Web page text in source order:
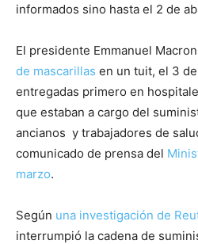
informados sino hasta el 2 de
El presidente Emmanuel Macron
de mascarillas en un tuit, el 3
entregadas primero en
que estaban a cargo del
ancianos y trabajadores de
comunicado de prensa del
marzo.
Según una investigación de
interrumpió la cadena de